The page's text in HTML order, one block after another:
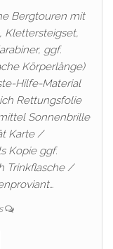
Bergtouren mit
Klettersteigset,
ggf.
Körperlänge)
Hilfe-Material
Rettungsfolie
Sonnenbrille
Karte /
Kopie ggf.
Trinkflasche /